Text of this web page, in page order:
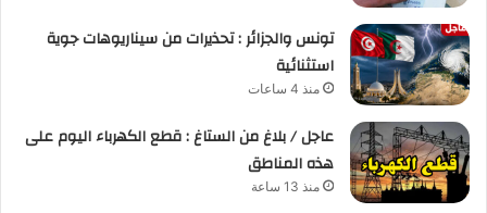
تونس والجزائر : تحذيرات من سيناريوهات جوية
استثنائية
منذ 4 ساعات
عاجل / بلاغ من الستاغ : قطع الكهرباء اليوم على
هذه المناطق
منذ 13 ساعة